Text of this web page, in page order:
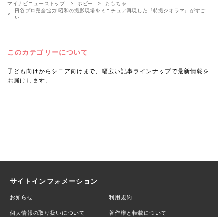
マイナビニューストップ ホビー
おもちゃ
円谷プロ完全協力!昭和の撮影現場をミニチュア再現した『特撮ジオラマ』がすご
い
このカテゴリーについて
子ども向けからシニア向けまで、幅広い記事ラインナップで最新情報を
お届けします。
サイトインフォメーション
お知らせ 利用規約
個人情報の取り扱いについて 著作権と転載について